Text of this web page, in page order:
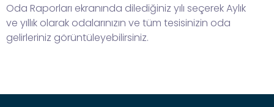
Oda Raporları ekranında dilediğiniz yılı seçerek Aylık
ve yıllık olarak odalarınızın ve tüm tesisinizin oda
gelirleriniz görüntüleyebilirsiniz.